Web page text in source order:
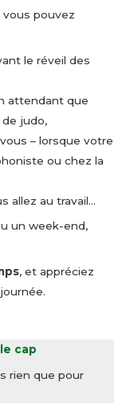
vous pouvez
le réveil des
attendant que
judo,
– lorsque votre
ou chez la
allez au travail…
un week-end,
, et appréciez
cap
rien que pour